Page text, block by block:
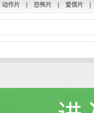
动作片 | 恐怖片 | 爱情片 |
豆瓣短评